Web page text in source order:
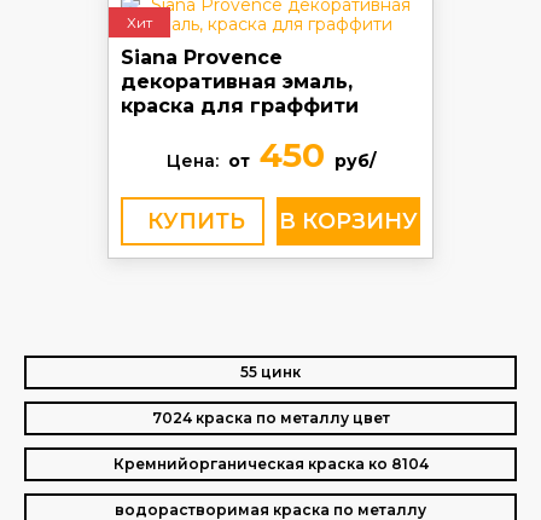
Хит
Siana Provence
декоративная эмаль,
краска для граффити
Цена: от450 руб/
КУПИТЬ
55 цинк
7024 краска по металлу цвет
Кремнийорганическая краска ко 8104
водорастворимая краска по металлу